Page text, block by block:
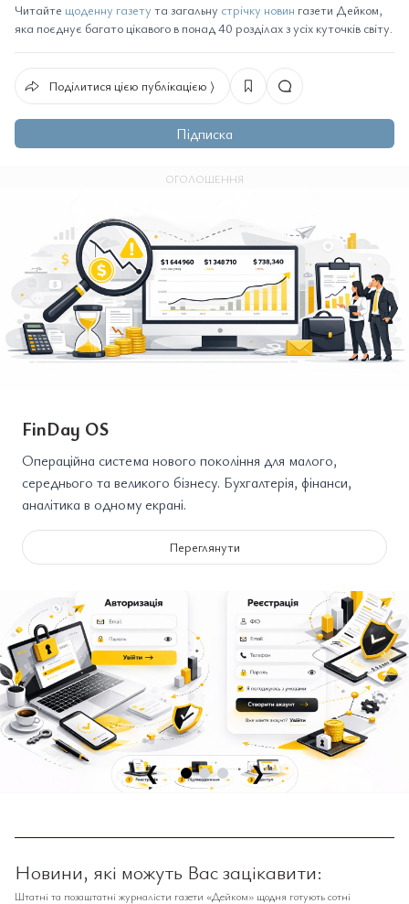
Читайте щоденну газету та загальну стрічку новин газети Дейком,
яка поєднує багато цікавого в понад 40 розділах з усіх куточків світу.
Поділитися цією публікацією ⟩
Підписка
ОГОЛОШЕННЯ
FinDay OS
Операційна система нового покоління для малого,
середнього та великого бізнесу. Бухгалтерія, фінанси,
аналітика в одному екрані.
Переглянути
❮ ❯
Новини, які можуть Вас зацікавити:
Штатні та позаштатні журналісти газети «Дейком» щодня готують сотні